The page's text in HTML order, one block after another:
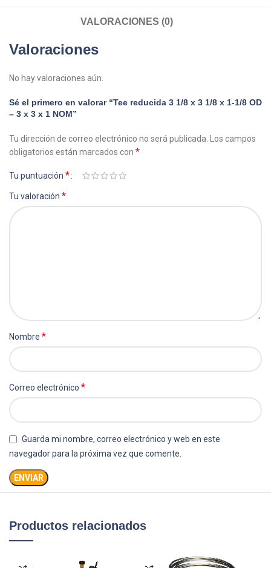
VALORACIONES (0)
Valoraciones
No hay valoraciones aún.
Sé el primero en valorar “Tee reducida 3 1/8 x 3 1/8 x 1-1/8 OD
– 3 x 3 x 1 NOM”
Tu dirección de correo electrónico no será publicada.
Los campos
obligatorios están marcados con*
Tu puntuación*
Tu valoración*
Nombre*
Correo electrónico*
Guarda mi nombre, correo electrónico y web en este
navegador para la próxima vez que comente.
Productos relacionados